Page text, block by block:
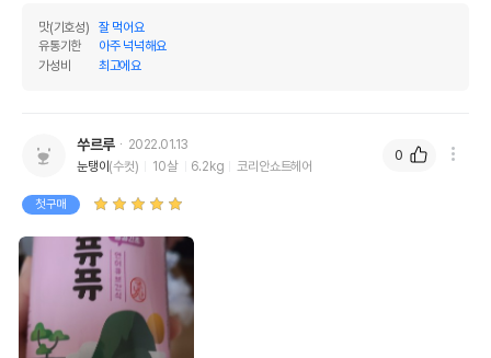
AS책임자와 전화번호
또는 소비자상담 관련
유통기한
단, 상품명에 유통기한 명시된 경우, 해당
맛(기호성)
잘 먹어요
유통기한
아주 넉넉해요
가성비
최고에요
쑤르루
2022.01.13
눈탱이(수컷) 10살 6.2kg 코리안쇼트헤어
첫구매
0